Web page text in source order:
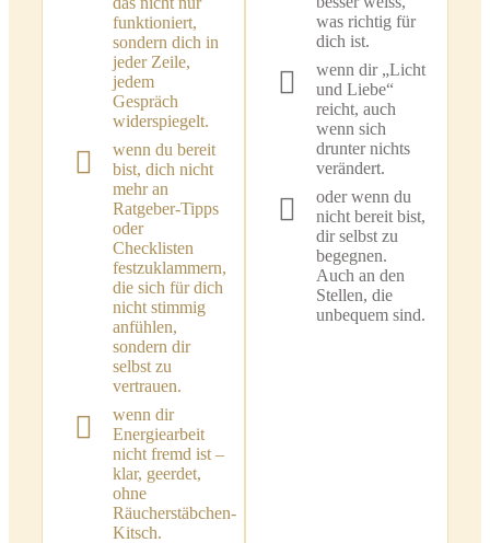
funktioniert,
sondern dich in
jeder Zeile,
jedem
Gespräch
widerspiegelt.
wenn du bereit
bist, dich nicht
mehr an
Ratgeber-Tipps
oder
Checklisten
festzuklammern,
die sich für dich
nicht stimmig
anfühlen,
sondern dir
selbst zu
vertrauen.
wenn dir
Energiearbeit
nicht fremd ist –
klar, geerdet,
ohne
Räucherstäbchen-
Kitsch.
was richtig für
dich ist.
wenn dir „Licht
und Liebe“
reicht, auch
wenn sich
drunter nichts
verändert.
oder wenn du
nicht bereit bist,
dir selbst zu
begegnen.
Auch an den
Stellen, die
unbequem sind.